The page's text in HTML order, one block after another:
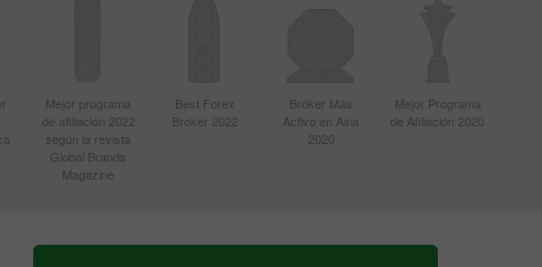
Mejor programa
de afiliación 2022
según la revista
Global Brands
Magazine
Best Forex
Broker 2022
Bróker Más
Activo en Asia
2020
Mejor Programa
de Afiliación 2020